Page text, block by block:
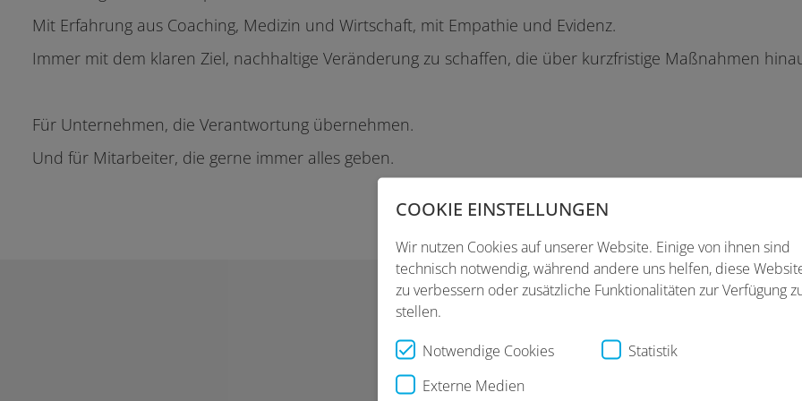
Mit Erfahrung aus Coaching, Medizin und Wirtschaft, mit Empathie und Evidenz.
Immer mit dem klaren Ziel, nachhaltige Veränderung zu schaffen, die über kurzfristige Maßnahmen
Für Unternehmen, die Verantwortung übernehmen.
Und für Mitarbeiter, die gerne immer alles geben.
COOKIE EINSTELLUNGEN
Wir nutzen Cookies auf unserer Website. Einige von ihnen sind
technisch notwendig, während andere uns helfen, diese
zu verbessern oder zusätzliche Funktionalitäten zur Verfügung
stellen.
Notwendige Cookies
Statistik
Externe Medien